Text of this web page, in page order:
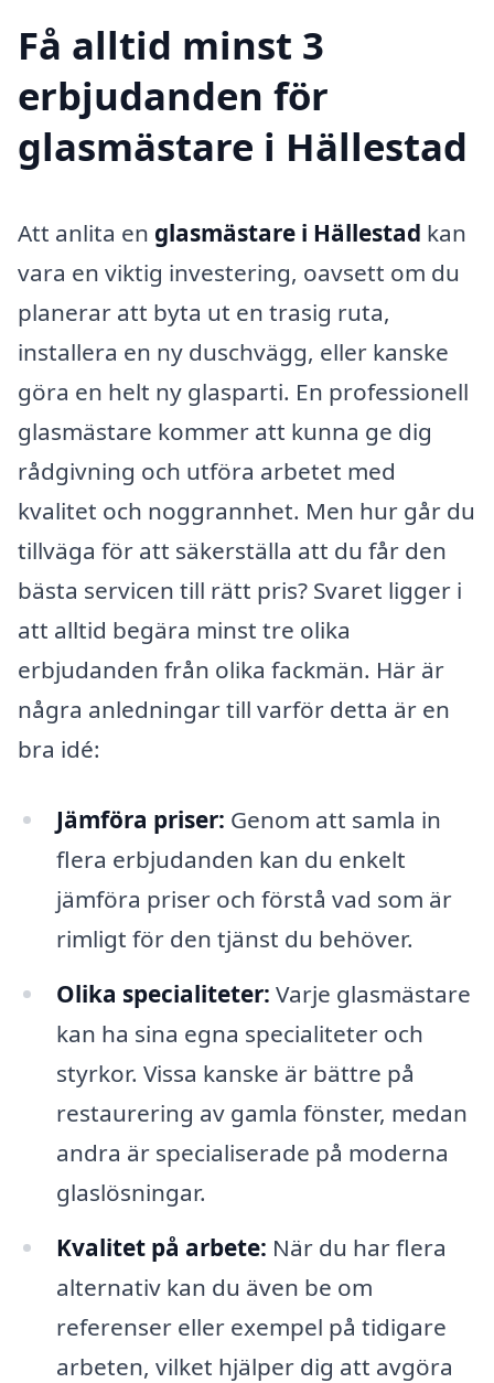
Få alltid minst 3
erbjudanden för
glasmästare i Hällestad
Att anlita en glasmästare i Hällestad kan
vara en viktig investering, oavsett om du
planerar att byta ut en trasig ruta,
installera en ny duschvägg, eller kanske
göra en helt ny glasparti. En professionell
glasmästare kommer att kunna ge dig
rådgivning och utföra arbetet med
kvalitet och noggrannhet. Men hur går du
tillväga för att säkerställa att du får den
bästa servicen till rätt pris? Svaret ligger i
att alltid begära minst tre olika
erbjudanden från olika fackmän. Här är
några anledningar till varför detta är en
bra idé:
Jämföra priser: Genom att samla in
flera erbjudanden kan du enkelt
jämföra priser och förstå vad som är
rimligt för den tjänst du behöver.
Olika specialiteter: Varje glasmästare
kan ha sina egna specialiteter och
styrkor. Vissa kanske är bättre på
restaurering av gamla fönster, medan
andra är specialiserade på moderna
glaslösningar.
Kvalitet på arbete: När du har flera
alternativ kan du även be om
referenser eller exempel på tidigare
arbeten, vilket hjälper dig att avgöra